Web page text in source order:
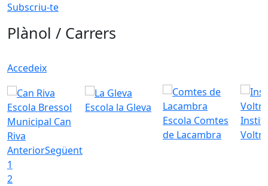
Subscriu-te
Plànol / Carrers
Accedeix
Escola Bressol
Municipal Can
Riva
Escola la Gleva
Escola Comtes
de Lacambra
AnteriorSegüent
1
2